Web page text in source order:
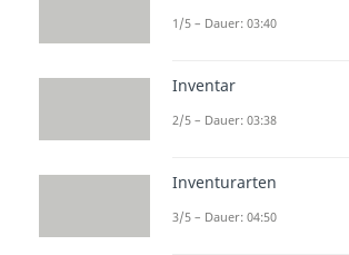
Das
und das
(UKV) sind zwei
Gewinn- und
Unternehmen, die
Buchführung
1/5 – Dauer: 03:40
Inventar
2/5 – Dauer: 03:38
Inventurarten
3/5 – Dauer: 04:50